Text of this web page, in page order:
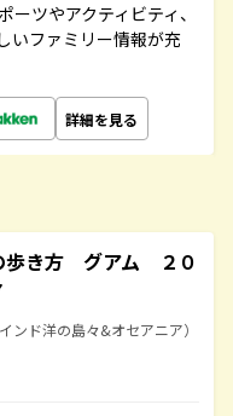
ツやアクティビティ、
いファミリー情報が充
詳細を見る
歩き方 グアム ２０
ンド洋の島々&オセアニア）